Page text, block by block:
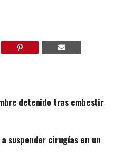
detenido tras embestir
suspender cirugías en un